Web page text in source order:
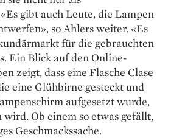
gibt auch Leute, die Lampen
so Ahlers weiter. «Es
für die gebrauchten
Ein Blick auf den Online-
zeigt, dass eine Flasche Clase
eine Glühbirne gesteckt und
aufgesetzt wurde,
wird. Ob einem so etwas gefällt,
Geschmackssache.